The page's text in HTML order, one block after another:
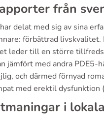
från
delat med sig av sina
förbättrad
leder till en större
jämfört med andra
och därmed förnyad
med erektil dysfunktion
i